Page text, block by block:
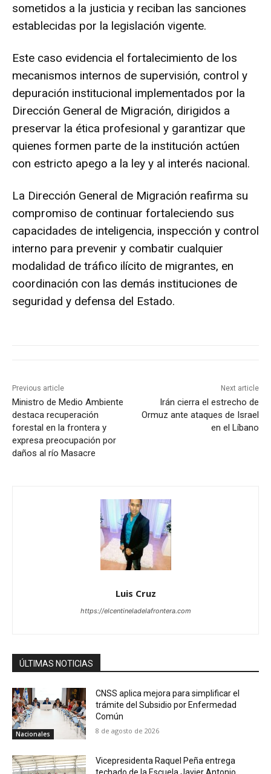
sometidos a la justicia y reciban las sanciones
establecidas por la legislación vigente.
Este caso evidencia el fortalecimiento de los
mecanismos internos de supervisión, control y
depuración institucional implementados por la
Dirección General de Migración, dirigidos a
preservar la ética profesional y garantizar que
quienes formen parte de la institución actúen
con estricto apego a la ley y al interés nacional.
La Dirección General de Migración reafirma su
compromiso de continuar fortaleciendo sus
capacidades de inteligencia, inspección y control
interno para prevenir y combatir cualquier
modalidad de tráfico ilícito de migrantes, en
coordinación con las demás instituciones de
seguridad y defensa del Estado.
Previous article
Ministro de Medio Ambiente
destaca recuperación
forestal en la frontera y
expresa preocupación por
daños al río Masacre
Next article
Irán cierra el estrecho de
Ormuz ante ataques de Israel
en el Líbano
Luis Cruz
https://elcentineladelafrontera.com
ÚLTIMAS NOTICIAS
Nacionales
CNSS aplica mejora para simplificar el
trámite del Subsidio por Enfermedad
Común
8 de agosto de 2026
Vicepresidenta Raquel Peña entrega